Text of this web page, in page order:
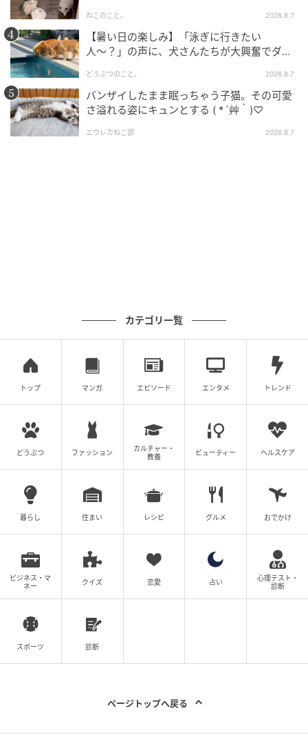
ねこのこと。 2026.8.7
【暑い日の楽しみ】「泳ぎに行きたい
人〜？」の声に、犬さんたちが大興奮でダッ
どうぶつのこと。 2026.8.7
バンザイしたまま眠っちゃう子猫。その可愛
さ溢れる姿にキュンとする ( *´艸｀)♡
エウレカねこ部 2026.8.7
カテゴリ一覧
トップ マンガ エピソード エンタメ トレンド
どうぶつ ファッション
カルチャー・
教養
ビューティー ヘルスケア
暮らし 住まい レシピ グルメ おでかけ
ビジネス・マ
ネー
クイズ 恋愛 占い
心理テスト・
診断
スポーツ 診断
ページトップへ戻る